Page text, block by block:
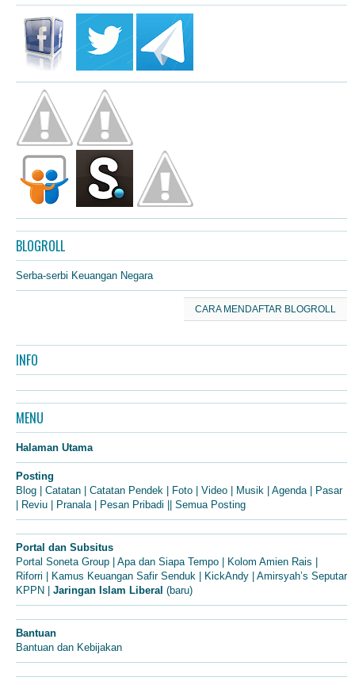
BLOGROLL
Serba-serbi Keuangan Negara
CARA MENDAFTAR BLOGROLL
INFO
MENU
Halaman Utama
Posting
Blog
Catatan Catatan Pendek Foto Video Musik Agenda|
Pasar
Reviu Pranala| Pesan Pribadi Semua Posting
Portal dan Subsitus
Portal Soneta Group
Apa dan Siapa Tempo Kolom Amien Rais
Riforri
Kamus Keuangan Safir Senduk KickAndy
Amirsyah’s Seputar
KPPN
Jaringan Islam Liberal (baru)
Bantuan
Bantuan dan Kebijakan